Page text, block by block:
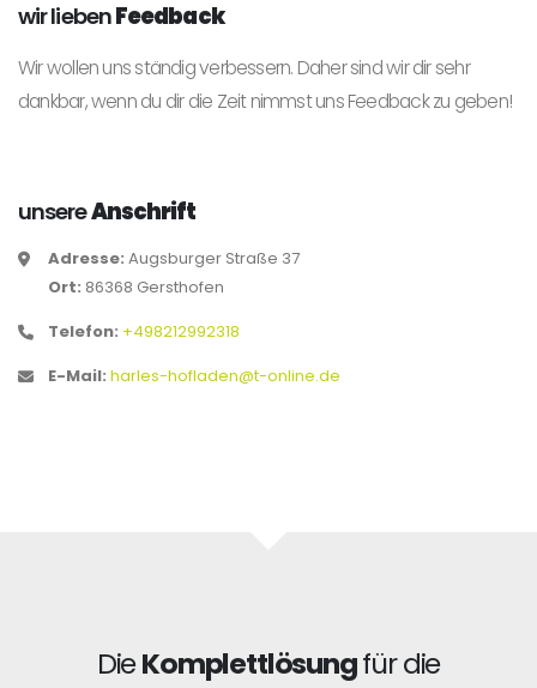
wir liebenFeedback
Wir wollen uns ständig verbessern. Daher sind wir dir sehr
dankbar, wenn du dir die Zeit nimmst uns Feedback zu geben!
unsereAnschrift
Adresse: Augsburger Straße 37
Ort: 86368 Gersthofen
Telefon: +498212992318
E-Mail: harles-hofladen@t-online.de
DieKomplettlösungfür die